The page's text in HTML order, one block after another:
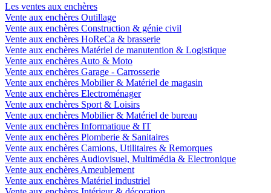
Les ventes aux enchères
Vente aux enchères Outillage
Vente aux enchères Construction & génie civil
Vente aux enchères HoReCa & brasserie
Vente aux enchères Matériel de manutention & Logistique
Vente aux enchères Auto & Moto
Vente aux enchères Garage - Carrosserie
Vente aux enchères Mobilier & Matériel de magasin
Vente aux enchères Electroménager
Vente aux enchères Sport & Loisirs
Vente aux enchères Mobilier & Matériel de bureau
Vente aux enchères Informatique & IT
Vente aux enchères Plomberie & Sanitaires
Vente aux enchères Camions, Utilitaires & Remorques
Vente aux enchères Audiovisuel, Multimédia & Electronique
Vente aux enchères Ameublement
Vente aux enchères Matériel industriel